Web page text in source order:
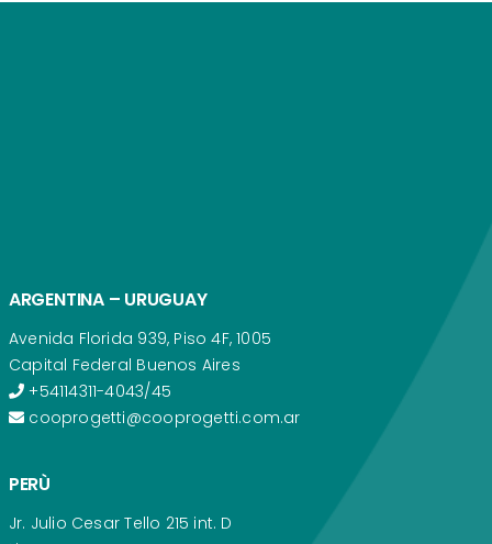
ARGENTINA – URUGUAY
Avenida Florida 939, Piso 4F, 1005
Capital Federal Buenos Aires
+54114311-4043/45
cooprogetti@cooprogetti.com.ar
PERÙ
Jr. Julio Cesar Tello 215 int. D